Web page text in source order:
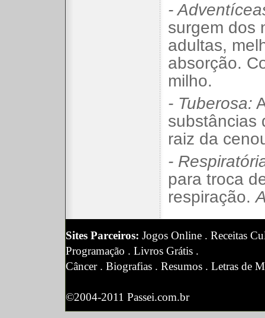
-
surgem dos
adultas,
absorção.
milho.
- Tuberosa:
substâncias
raiz da
-
para troca
respiração.
Sites Parceiros: Jogos Online . Receitas
Programação . Livros Grátis .
Câncer. Biografias . Resumos . Letras de
©2004-2011 Passei.com.br